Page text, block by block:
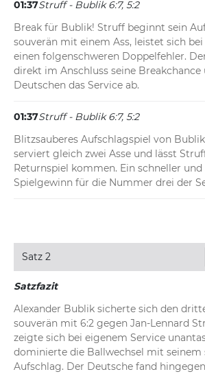
01:37Struff - Bublik 6:7, 5:2
Break für Bublik! Struff beginnt sein
souverän mit einem Ass, leistet sich
einen folgenschweren Doppelfehler.
direkt im Anschluss seine
Deutschen das Service ab.
01:37Struff - Bublik 6:7, 5:2
Blitzsauberes Aufschlagspiel von
serviert gleich zwei Asse und lässt
Returnspiel kommen. Ein schneller und
Spielgewinn für die Nummer drei der
Satz 2
Satzfazit
Alexander Bublik sicherte sich den
souverän mit 6:2 gegen Jan-Lennard
zeigte sich bei eigenem Service
dominierte die Ballwechsel mit seinem
Aufschlag. Der Deutsche fand